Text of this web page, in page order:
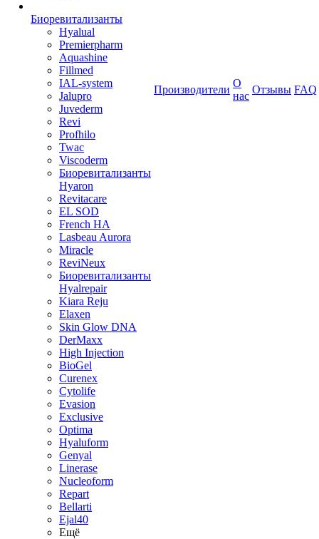
Биоревитализанты
Hyalual
Premierpharm
Aquashine
Fillmed
IAL-system
Jalupro
Juvederm
Revi
Profhilo
Twac
Viscoderm
Биоревитализанты
Hyaron
Revitacare
EL SOD
French HA
Lasbeau Aurora
Miracle
ReviNeux
Биоревитализанты
Hyalrepair
Kiara Reju
Elaxen
Skin Glow DNA
DerMaxx
High Injection
BioGel
Curenex
Cytolife
Evasion
Exclusive
Optima
Hyaluform
Genyal
Linerase
Nucleoform
Repart
Bellarti
Ejal40
Ещё
Производители
О
нас
Отзывы FAQ